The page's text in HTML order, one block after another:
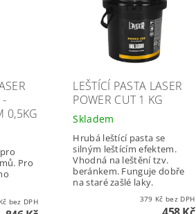
-
0,5KG
Pro
699 Kč bez DPH
LEŠTÍCÍ PASTA LASER
POWER CUT 1 KG
Skladem
Hrubá leštící pasta se
silným leštícím efektem.
Vhodná na leštění tzv.
beránkem. Funguje dobře
na staré zašlé laky.
379 Kč bez DPH